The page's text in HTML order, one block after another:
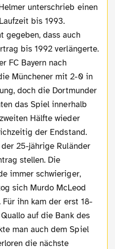
unterschrieb einen
bis 1993.
gegeben, dass auch
bis 1992 verlängerte.
FC Bayern nach
Münchener mit 2-0 in
doch die Dortmunder
das Spiel innerhalb
Hälfte wieder
der Endstand.
25-jährige Ruländer
stellen. Die
immer schwieriger,
sich Murdo McLeod
Für ihn kam der erst 18-
auf die Bank des
man auch dem Spiel
die nächste